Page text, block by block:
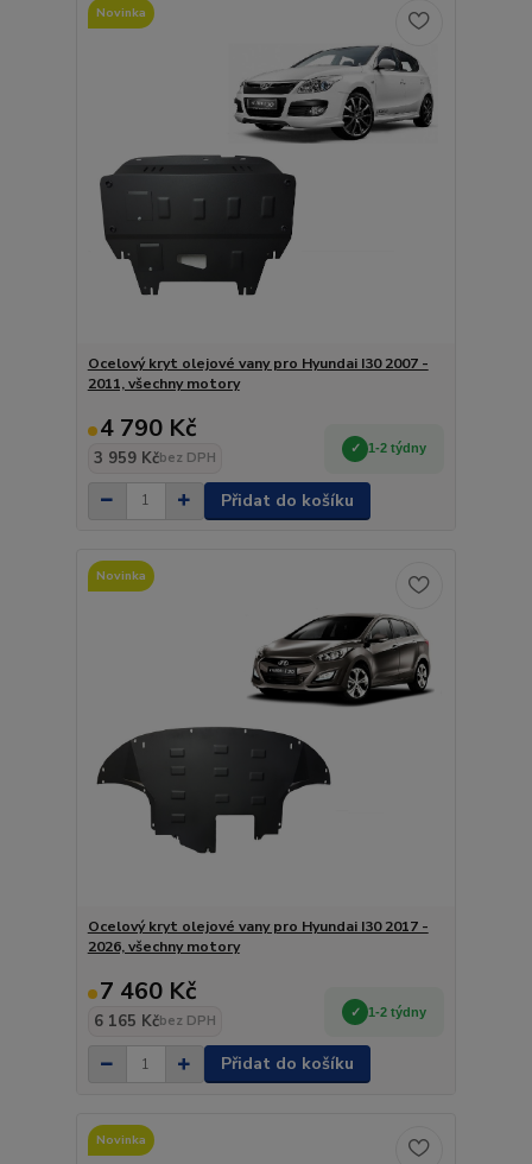
Novinka
Ocelový kryt olejové vany pro Hyundai I30 2007 -
2011, všechny motory
4 790 Kč
3 959 Kčbez DPH
1-2 týdny
Přidat do košíku
Novinka
Ocelový kryt olejové vany pro Hyundai I30 2017 -
2026, všechny motory
7 460 Kč
6 165 Kčbez DPH
1-2 týdny
Přidat do košíku
Novinka